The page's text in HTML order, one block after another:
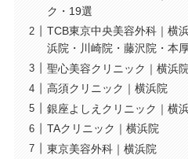
ク・19選
TCB東京中央美容外科｜横
浜院・川崎院・藤沢院・本
聖心美容クリニック｜横浜院
高須クリニック｜横浜院
銀座よしえクリニック｜横
TAクリニック｜横浜院
東京美容外科｜横浜院